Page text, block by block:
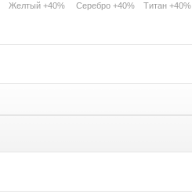
Желтый +40% Серебро +40% Титан +40%